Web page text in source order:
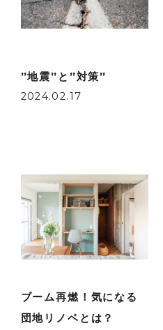
”地震”と”対策”
2024.02.17
ブーム再燃！気になる
団地リノベとは？